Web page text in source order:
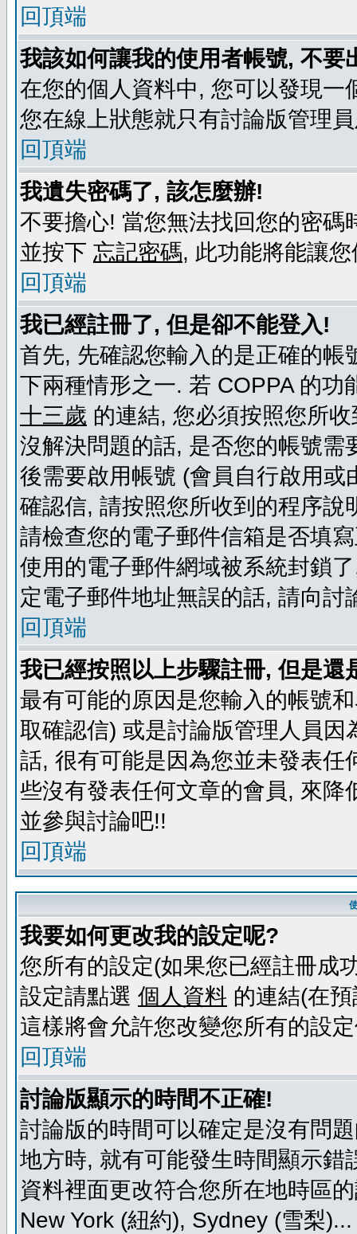
回頂端
我該如何讓我的使用者帳號, 不
在您的個人資料中, 您可以發現一
您在線上狀態就只有討論版管理
回頂端
我遺失密碼了, 該怎麼辦!
不要擔心! 當您無法找回您的密
並按下 忘記密碼, 此功能將能讓
回頂端
我已經註冊了, 但是卻不能登入!
首先, 先確認您輸入的是正確的
下兩種情形之一. 若 COPPA 的
十三歲 的連結, 您必須按照您所
沒解決問題的話, 是否您的帳號
後需要啟用帳號 (會員自行啟用
確認信, 請按照您所收到的程序
請檢查您的電子郵件信箱是否填
使用的電子郵件網域被系統封鎖
定電子郵件地址無誤的話, 請向
回頂端
我已經按照以上步驟註冊, 但是還
最有可能的原因是您輸入的帳號
取確認信) 或是討論版管理人員
話, 很有可能是因為您並未發表
些沒有發表任何文章的會員, 來
並參與討論吧!!
回頂端
我要如何更改我的設定呢?
您所有的設定(如果您已經註冊成
設定請點選 個人資料 的連結(在
這樣將會允許您改變您所有的設
回頂端
討論版顯示的時間不正確!
討論版的時間可以確定是沒有問
地方時, 就有可能發生時間顯示
資料裡面更改符合您所在地時區
New York (紐約), Sydney (雪梨